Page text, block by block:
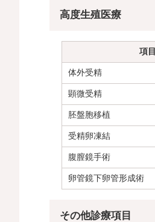
高度生殖医療
項目
体外受精
顕微受精
胚盤胞移植
受精卵凍結
腹膣鏡手術
卵管鏡下卵管形成術
その他診療項目